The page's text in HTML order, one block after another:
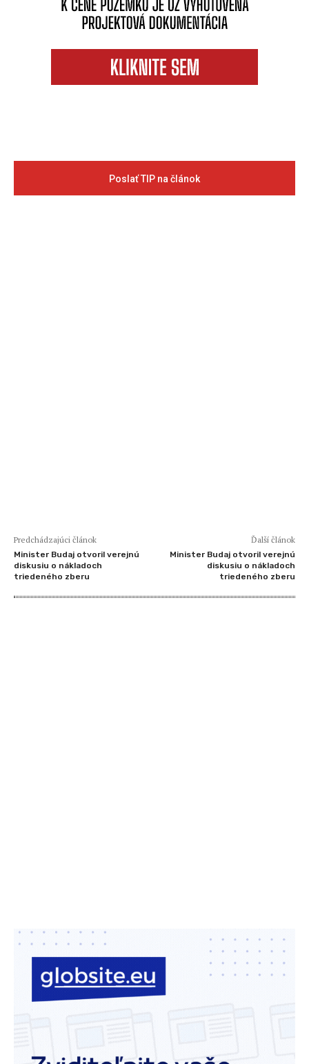
Poslať TIP na článok
Predchádzajúci článok
Minister Budaj otvoril verejnú
diskusiu o nákladoch
triedeného zberu
Ďalší článok
Minister Budaj otvoril verejnú
diskusiu o nákladoch
triedeného zberu